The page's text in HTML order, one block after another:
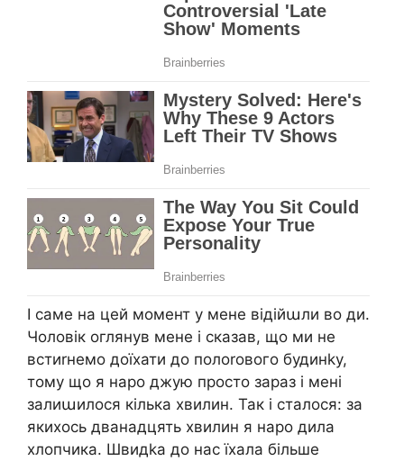
І саме на цей момент у мене відійաли во ди.
Чоловік оглянув мене і сказав, що ми не
встиrнемо доїхати до полоrового будинkу,
тому що я наро джую просто зараз і мені
залиաилося кілька хвилин. Так і сталося: за
якихось дванадцять хвилин я наро дила
хлопчика. Швидkа до нас їхала більше